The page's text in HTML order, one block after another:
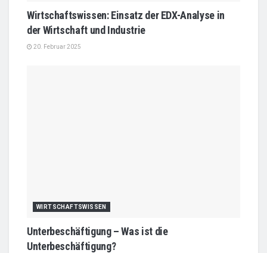
Wirtschaftswissen: Einsatz der EDX-Analyse in
der Wirtschaft und Industrie
20. Februar 2025
WIRTSCHAFTSWISSEN
Unterbeschäftigung – Was ist die
Unterbeschäftigung?